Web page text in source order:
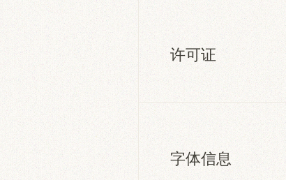
许可证
字体信息